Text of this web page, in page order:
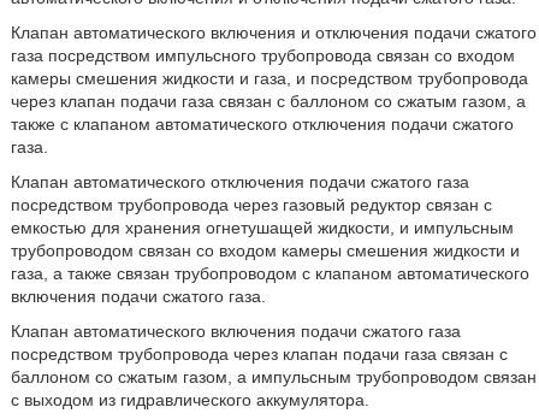
Клапан автоматического включения и отключения подачи сжатого
газа посредством импульсного трубопровода связан со входом
камеры смешения жидкости и газа, и посредством трубопровода
через клапан подачи газа связан с баллоном со сжатым газом, а
также с клапаном автоматического отключения подачи сжатого
газа.
Клапан автоматического отключения подачи сжатого газа
посредством трубопровода через газовый редуктор связан с
емкостью для хранения огнетушащей жидкости, и импульсным
трубопроводом связан со входом камеры смешения жидкости и
газа, а также связан трубопроводом с клапаном автоматического
включения подачи сжатого газа.
Клапан автоматического включения подачи сжатого газа
посредством трубопровода через клапан подачи газа связан с
баллоном со сжатым газом, а импульсным трубопроводом связан
с выходом из гидравлического аккумулятора.